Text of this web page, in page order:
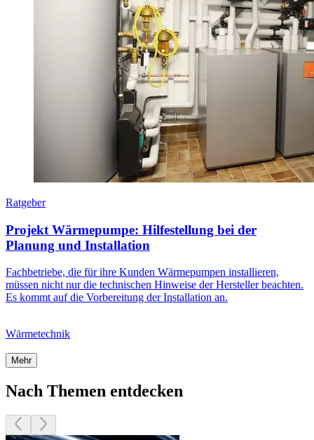
Ratgeber
Projekt Wärmepumpe: Hilfestellung bei der
Planung und Installation
Fachbetriebe, die für ihre Kunden Wärmepumpen installieren,
müssen nicht nur die technischen Hinweise der Hersteller beachten.
Es kommt auf die Vorbereitung der Installation an.
Wärmetechnik
Mehr
Nach Themen entdecken